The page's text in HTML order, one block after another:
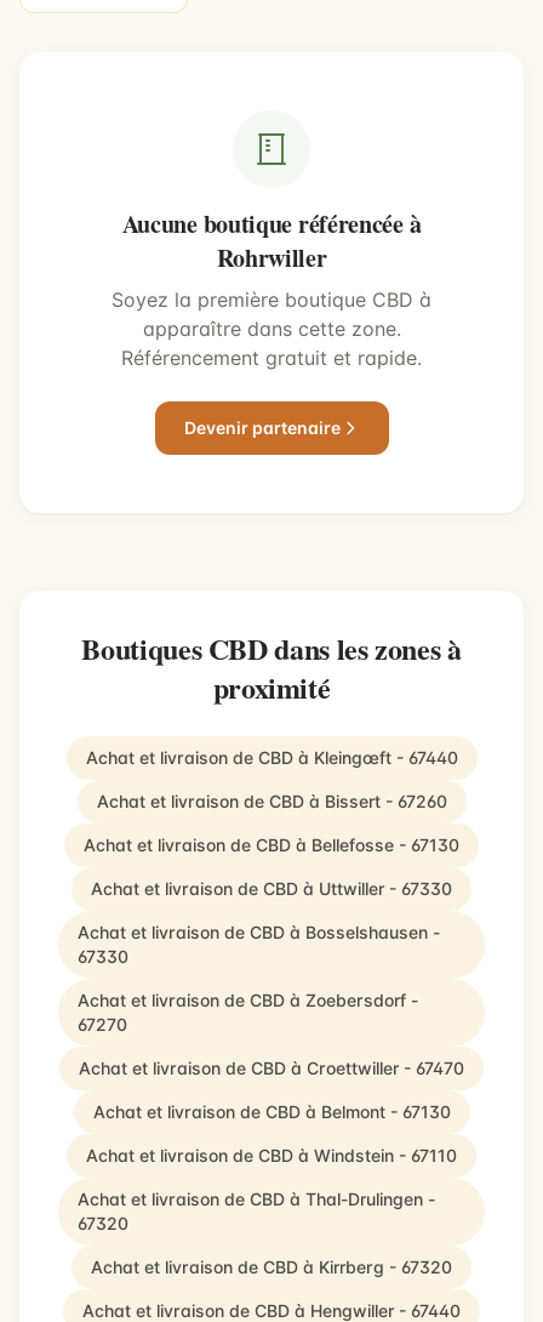
Aucune boutique référencée à
Rohrwiller
Soyez la première boutique CBD à
apparaître dans cette zone.
Référencement gratuit et rapide.
Devenir partenaire
Boutiques CBD dans les zones à
proximité
Achat et livraison de CBD à Kleingœft - 67440
Achat et livraison de CBD à Bissert - 67260
Achat et livraison de CBD à Bellefosse - 67130
Achat et livraison de CBD à Uttwiller - 67330
Achat et livraison de CBD à Bosselshausen -
67330
Achat et livraison de CBD à Zoebersdorf -
67270
Achat et livraison de CBD à Croettwiller - 67470
Achat et livraison de CBD à Belmont - 67130
Achat et livraison de CBD à Windstein - 67110
Achat et livraison de CBD à Thal-Drulingen -
67320
Achat et livraison de CBD à Kirrberg - 67320
Achat et livraison de CBD à Hengwiller - 67440